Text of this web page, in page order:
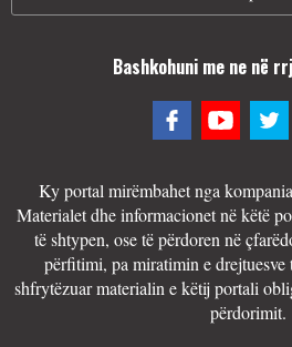
Bashkohuni me ne në
Ky portal mirëmbahet nga
Materialet dhe informacionet në këtë
të shtypen, ose të përdoren në
përfitimi, pa miratimin e
shfrytëzuar materialin e këtij portali
përdorimit.